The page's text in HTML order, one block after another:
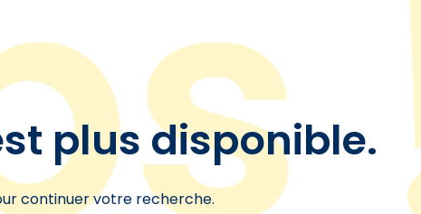
plus disponible.
continuer votre recherche.